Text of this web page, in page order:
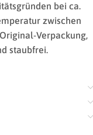
bei ca.
zwischen
Verpackung,
staubfrei.